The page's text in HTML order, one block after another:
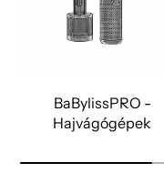
BaBylissPRO -
Hajvágógépek